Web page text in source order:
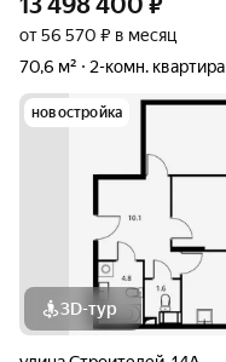
от 56 570 ₽ в месяц
70,6 м²
2-комн. квартира
новостройка
3D-тур